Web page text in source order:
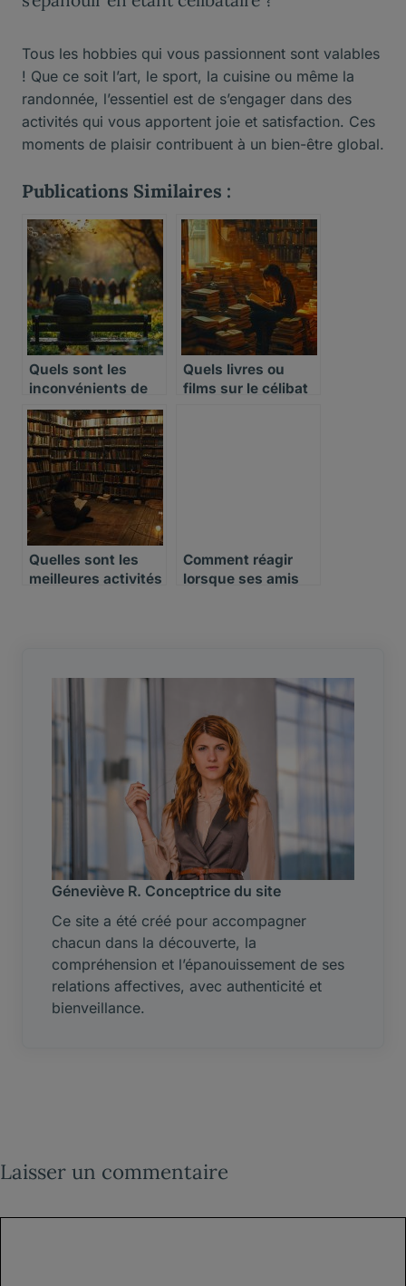
Tous les hobbies qui vous passionnent sont valables
! Que ce soit l’art, le sport, la cuisine ou même la
randonnée, l’essentiel est de s’engager dans des
activités qui vous apportent joie et satisfaction. Ces
moments de plaisir contribuent à un bien-être global.
Publications Similaires :
Quels sont les
inconvénients de
rester célibataire
Quels livres ou
films sur le célibat
Quelles sont les
meilleures activités
Comment réagir
lorsque ses amis
Géneviève R. Conceptrice du site
Ce site a été créé pour accompagner
chacun dans la découverte, la
compréhension et l’épanouissement de ses
relations affectives, avec authenticité et
bienveillance.
Laisser un commentaire